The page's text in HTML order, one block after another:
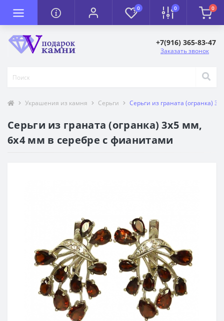
0 0 0
+7(916) 365-83-47
Заказать звонок
Украшения из камня Серьги Серьги из граната (огранка)
Серьги из граната (огранка) 3х5 мм,
6х4 мм в серебре с фианитами